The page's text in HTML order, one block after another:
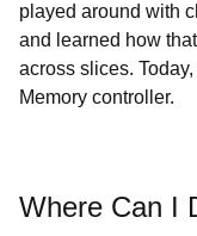
played around with
and learned how
across slices.
Memory controller.
Where Can I